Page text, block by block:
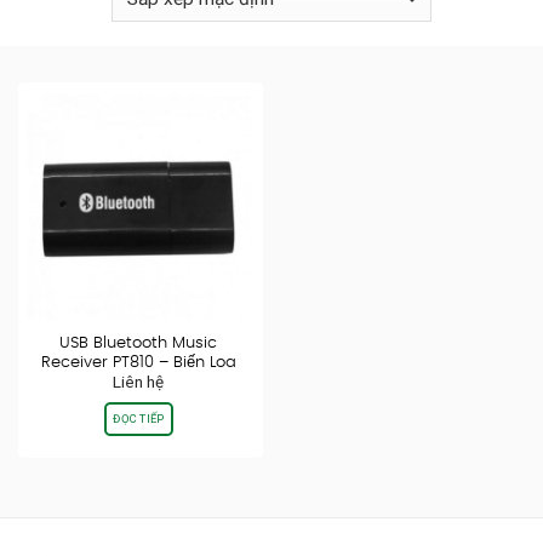
USB Bluetooth Music
Receiver PT810 – Biến Loa
Thường Thành…
Liên hệ
ĐỌC TIẾP